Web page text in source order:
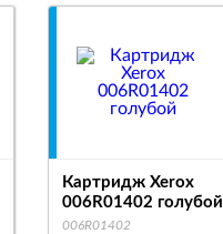
Картридж Xerox
006R01402 голубой
006R01402